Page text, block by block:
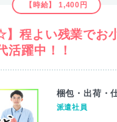
【時給】 1,400円
】程よい残業でお
活躍中！！
梱包・出荷・
派遣社員